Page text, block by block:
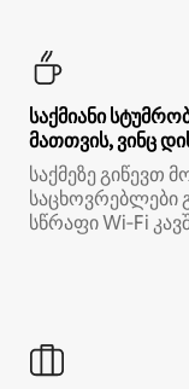
საქმიანი
მათთვის, ვინც
საქმეზე გიწევთ
საცხოვრებლები
სწრაფი Wi‑Fi